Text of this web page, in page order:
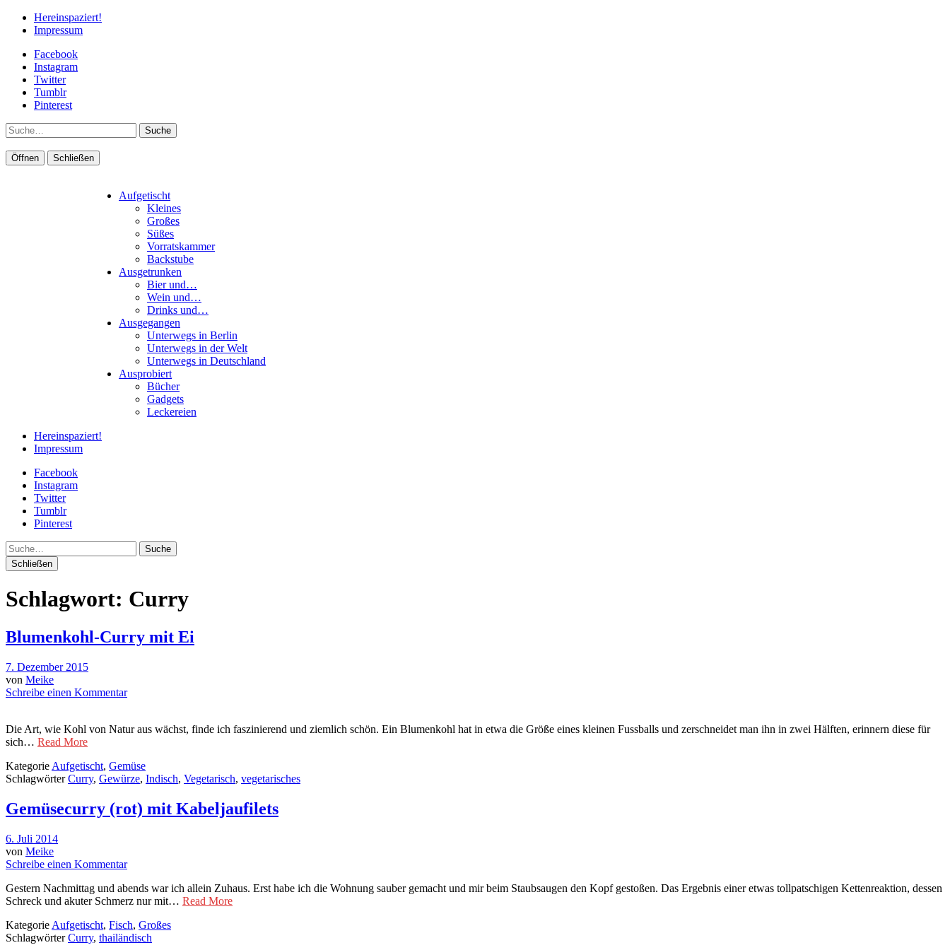
Hereinspaziert!
Impressum
Facebook
Instagram
Twitter
Tumblr
Pinterest
Suche
Öffnen Schließen
Aufgetischt
Kleines
Großes
Süßes
Vorratskammer
Backstube
Ausgetrunken
Bier und…
Wein und…
Drinks und…
Ausgegangen
Unterwegs in Berlin
Unterwegs in der Welt
Unterwegs in Deutschland
Ausprobiert
Bücher
Gadgets
Leckereien
Hereinspaziert!
Impressum
Facebook
Instagram
Twitter
Tumblr
Pinterest
Suche
Schließen
Schlagwort: Curry
Blumenkohl-Curry mit Ei
7. Dezember 2015
von Meike
Schreibe einen Kommentar
Die Art, wie Kohl von Natur aus wächst, finde ich faszinierend und ziemlich schön. Ein Blumenkohl hat in etwa die Größe eines kleinen Fussballs und zerschneidet man ihn in zwei Hälften, erinnern diese für
sich… Read More
Kategorie Aufgetischt, Gemüse
SchlagwörterCurry, Gewürze, Indisch, Vegetarisch, vegetarisches
Gemüsecurry (rot) mit Kabeljaufilets
6. Juli 2014
von Meike
Schreibe einen Kommentar
Gestern Nachmittag und abends war ich allein Zuhaus. Erst habe ich die Wohnung sauber gemacht und mir beim Staubsaugen den Kopf gestoßen. Das Ergebnis einer etwas tollpatschigen Kettenreaktion, dessen
Schreck und akuter Schmerz nur mit… Read More
Kategorie Aufgetischt, Fisch, Großes
SchlagwörterCurry, thailändisch